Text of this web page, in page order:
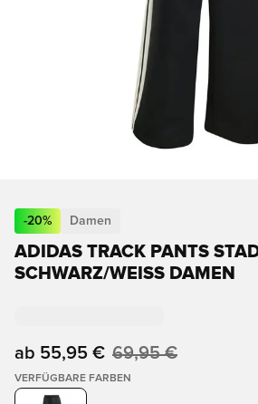
-20% Damen
ADIDAS TRACK PANTS
SCHWARZ/WEISS DAMEN
ab 55,95 € 69,95 €
VERFÜGBARE FARBEN